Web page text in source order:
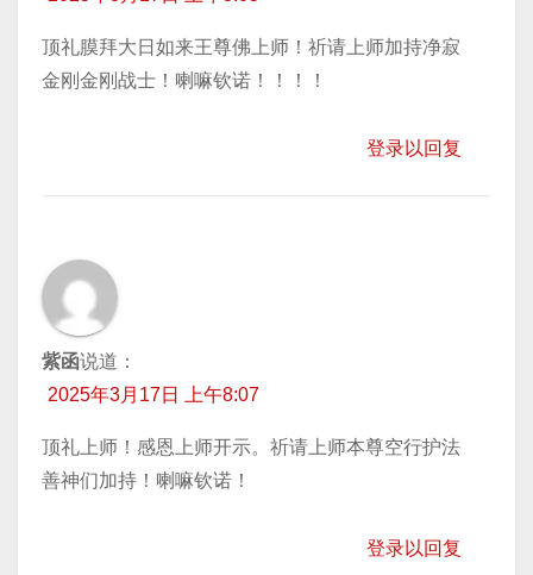
顶礼膜拜大日如来王尊佛上师！祈请上师加持净寂
金刚金刚战士！喇嘛钦诺！！！！
登录以回复
紫函说道：
2025年3月17日 上午8:07
顶礼上师！感恩上师开示。祈请上师本尊空行护法
善神们加持！喇嘛钦诺！
登录以回复